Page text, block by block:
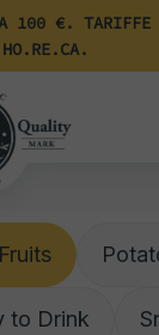
100 €. TARIFFE
to Drink